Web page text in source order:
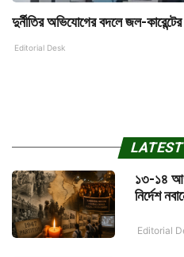
দুর্নীতির অভিযোগের বদলে জল-
Editorial Desk
১৩-১৪
নির্দেশ
Editorial